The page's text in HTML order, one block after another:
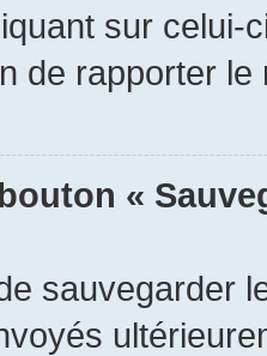
sur
de rapporter le
«
sauvegarder